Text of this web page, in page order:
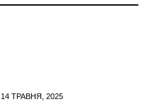
14 ТРАВНЯ, 2025